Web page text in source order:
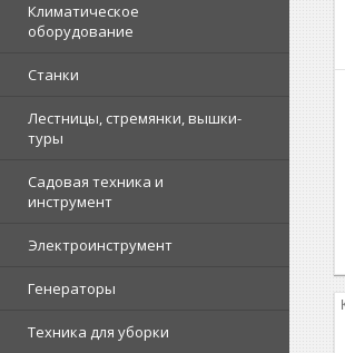
Климатическое
оборудование
Станки
Лестницы, стремянки, вышки-
туры
Садовая техника и
инструмент
Электроинструмент
Генераторы
Техника для уборки